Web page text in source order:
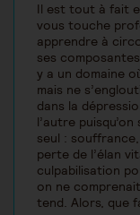
Il est tout à fait
vous touche
apprendre à
ses
y a un domaine
mais ne
dans la
l’autre
seul :
perte de l’élan
culpabilisation
on ne
tend. Alors, que